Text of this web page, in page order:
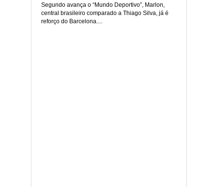
Segundo avança o “Mundo Deportivo”, Marlon,
central brasileiro comparado a Thiago Silva, já é
reforço do Barcelona....